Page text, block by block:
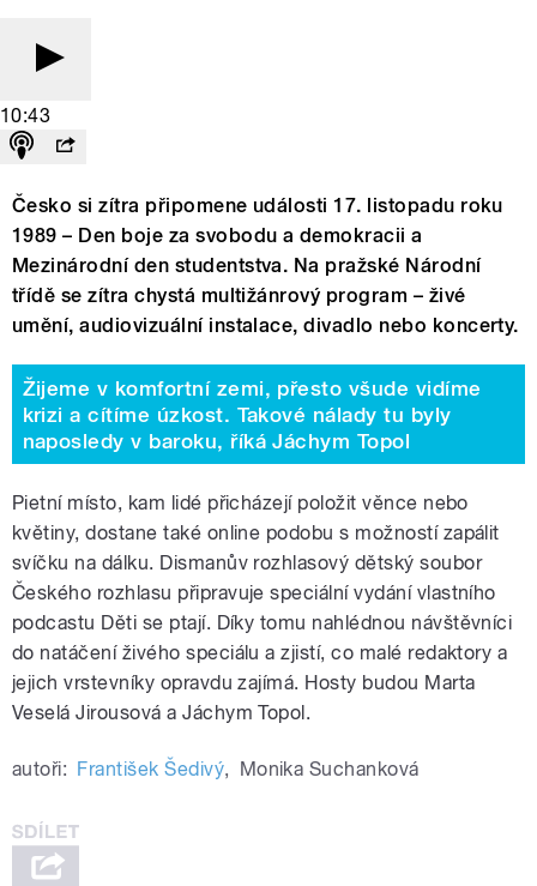
10:43
Česko si zítra připomene události 17. listopadu roku
1989 – Den boje za svobodu a demokracii a
Mezinárodní den studentstva. Na pražské Národní
třídě se zítra chystá multižánrový program – živé
umění, audiovizuální instalace, divadlo nebo koncerty.
Žijeme v komfortní zemi, přesto všude vidíme
krizi a cítíme úzkost. Takové nálady tu byly
naposledy v baroku, říká Jáchym Topol
Pietní místo, kam lidé přicházejí položit věnce nebo
květiny, dostane také online podobu s možností zapálit
svíčku na dálku. Dismanův rozhlasový dětský soubor
Českého rozhlasu připravuje speciální vydání vlastního
podcastu Děti se ptají. Díky tomu nahlédnou návštěvníci
do natáčení živého speciálu a zjistí, co malé redaktory a
jejich vrstevníky opravdu zajímá. Hosty budou Marta
Veselá Jirousová a Jáchym Topol.
autoři: František Šedivý, Monika Suchanková